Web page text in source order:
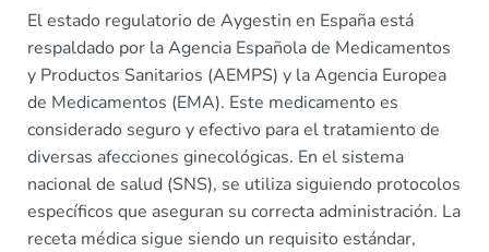
El estado regulatorio de Aygestin en España está
respaldado por la Agencia Española de Medicamentos
y Productos Sanitarios (AEMPS) y la Agencia Europea
de Medicamentos (EMA). Este medicamento es
considerado seguro y efectivo para el tratamiento de
diversas afecciones ginecológicas. En el sistema
nacional de salud (SNS), se utiliza siguiendo protocolos
específicos que aseguran su correcta administración. La
receta médica sigue siendo un requisito estándar,